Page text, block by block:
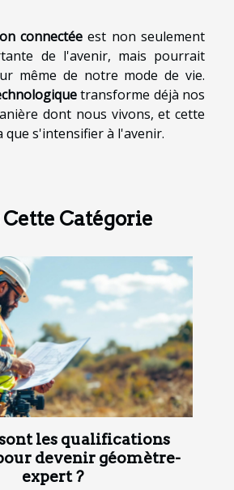
connectée est non seulement
de l'avenir, mais pourrait
même de notre mode de vie.
transforme déjà nos
dont nous vivons, et cette
que s'intensifier à l'avenir.
Cette Catégorie
les qualifications
devenir géomètre-
expert ?